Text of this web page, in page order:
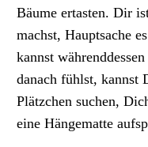
Bäume ertasten. Dir
machst, Hauptsache
kannst
danach fühlst, kannst
Plätzchen suchen,
eine Hängematte